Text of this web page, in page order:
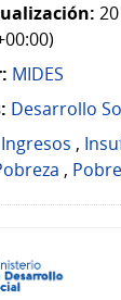
MIDES
Desarrollo
Ingresos ,
,